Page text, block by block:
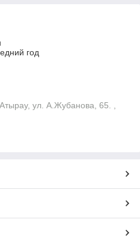
год
Атырау, ул. А.Жубанова, 65. ,